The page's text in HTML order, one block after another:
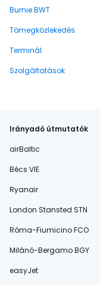
Burnie BWT
Tömegközlekedés
Terminál
Szolgáltatások
Irányadó útmutatók
airBaltic
Bécs VIE
Ryanair
London Stansted STN
Róma-Fiumicino FCO
Milánó-Bergamo BGY
easyJet